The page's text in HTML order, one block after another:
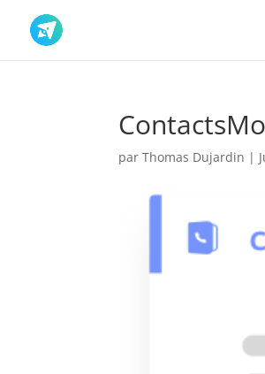
parThomas Dujardin |